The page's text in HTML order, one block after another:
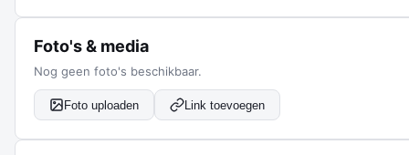
Foto's & media
Nog geen foto's beschikbaar.
Foto uploaden Link toevoegen